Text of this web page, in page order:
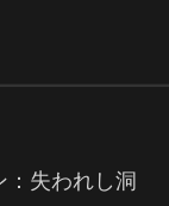
：失われし洞